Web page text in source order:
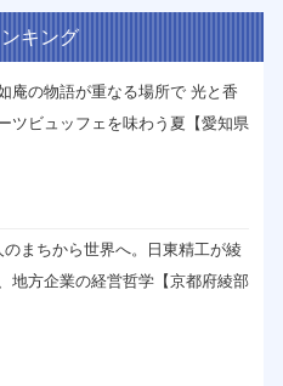
キング
庵の物語が重なる場所で 光と香
ツビュッフェを味わう夏【愛知県
のまちから世界へ。日東精工が綾
地方企業の経営哲学【京都府綾部